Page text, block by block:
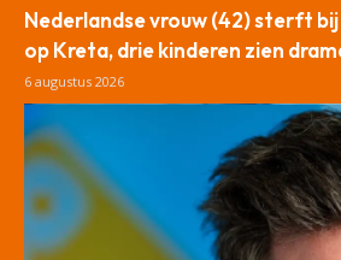
Nederlandse vrouw (42) sterft
op Kreta, drie kinderen zien
6 augustus 2026